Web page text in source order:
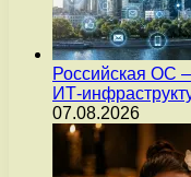
Российская ОС
ИТ-
07.08.2026